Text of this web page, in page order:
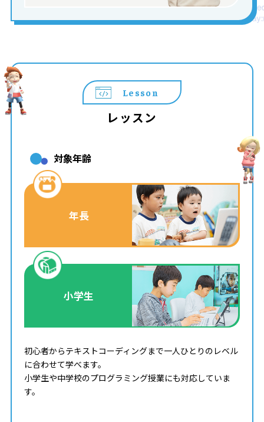
Lesson
レッスン
対象年齢
年長
小学生
初心者からテキストコーディングまで一人ひとりのレベル
に合わせて学べます。
小学生や中学校のプログラミング授業にも対応していま
す。